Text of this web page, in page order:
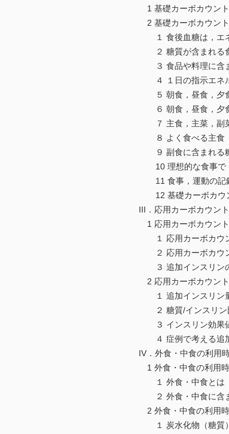
1 基礎カーボカウン
2 基礎カーボカウン
１ 食後血糖は，エネ
２ 糖質が含まれる
３ 食品や料理に含
４ １日の指示エネル
５ 朝食，昼食，夕食
６ 朝食，昼食，夕食
７ 主食，主菜，副菜
８ よく食べる主食（
９ 副食に含まれる
10 理想的な食事で，
11 食事，運動の記録
12 基礎カーボカウ
III．応用カーボカウント
1 応用カーボカウン
１ 応用カーボカウ
２ 応用カーボカウ
３ 追加インスリン
2 応用カーボカウン
１ 追加インスリン
２ 糖質/インスリン
３ インスリン効果値
４ 症例で考える追
IV．外食・中食の利用
1 外食・中食の利用
１ 外食・中食とは
２ 外食・中食に含
2 外食・中食の利用
１ 炭水化物（糖質